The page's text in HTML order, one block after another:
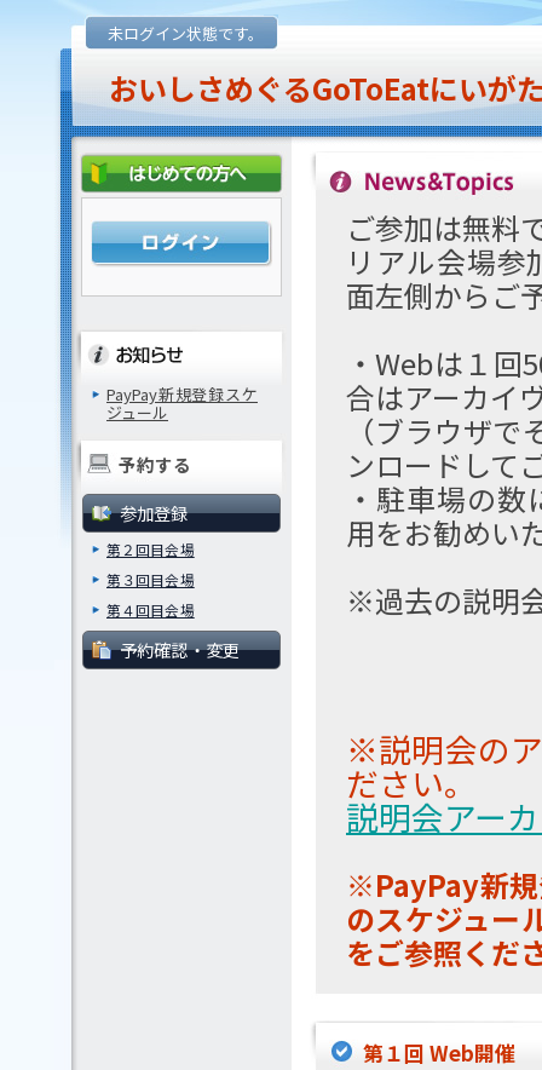
未ログイン状態です。
おいしさめぐるGoToEatにいが
PayPay新規登録スケ
ジュール
予約する
参加登録
第２回目会場
第３回目会場
第４回目会場
予約確認・変更
ご参加は無料
リアル会場
面左側からご
・Webは１
合はアーカイ
（ブラウザ
ンロードして
・駐車場の
用をお勧めい
※過去の説明
※説明会の
ださい。
説明会アー
※PayPay新規
のスケジュー
をご参照くだ
第１回 Web開催